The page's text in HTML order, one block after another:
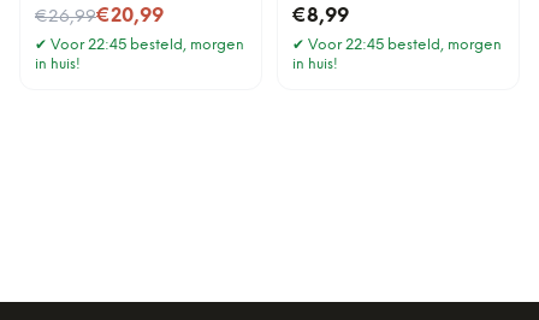
€26,99
Nu voor€20,99
✔ Voor 22:45 besteld, morgen
in huis!
€8,99
✔ Voor 22:45 besteld, morgen
in huis!